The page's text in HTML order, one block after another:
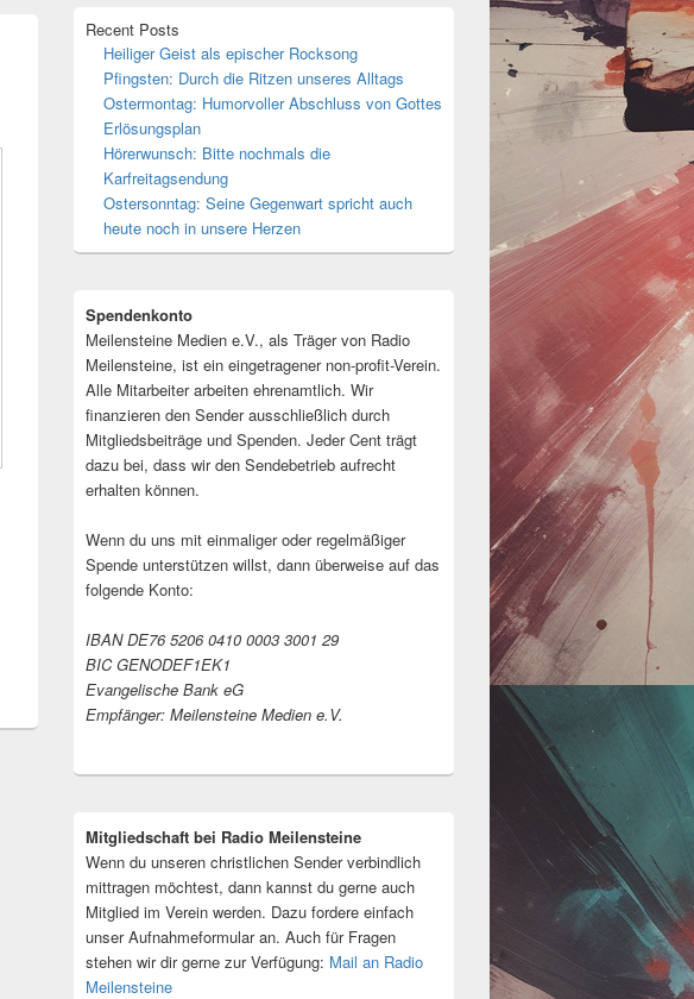
Recent Posts
Heiliger Geist als epischer Rocksong
Pfingsten: Durch die Ritzen unseres Alltags
Ostermontag: Humorvoller Abschluss von Gottes
Erlösungsplan
Hörerwunsch: Bitte nochmals die
Karfreitagsendung
Ostersonntag: Seine Gegenwart spricht auch
heute noch in unsere Herzen
Spendenkonto
Meilensteine Medien e.V., als Träger von Radio
Meilensteine, ist ein eingetragener non-profit-Verein.
Alle Mitarbeiter arbeiten ehrenamtlich. Wir
finanzieren den Sender ausschließlich durch
Mitgliedsbeiträge und Spenden. Jeder Cent trägt
dazu bei, dass wir den Sendebetrieb aufrecht
erhalten können.
Wenn du uns mit einmaliger oder regelmäßiger
Spende unterstützen willst, dann überweise auf das
folgende Konto:
IBAN DE76 5206 0410 0003 3001 29
BIC GENODEF1EK1
Evangelische Bank eG
Empfänger: Meilensteine Medien e.V.
Mitgliedschaft bei Radio Meilensteine
Wenn du unseren christlichen Sender verbindlich
mittragen möchtest, dann kannst du gerne auch
Mitglied im Verein werden. Dazu fordere einfach
unser Aufnahmeformular an. Auch für Fragen
stehen wir dir gerne zur Verfügung: Mail an Radio
Meilensteine